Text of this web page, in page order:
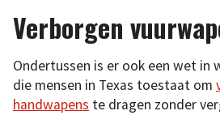
Verborgen
Ondertussen is er ook een wet in
die mensen in Texas toestaat om
handwapens te dragen zonder